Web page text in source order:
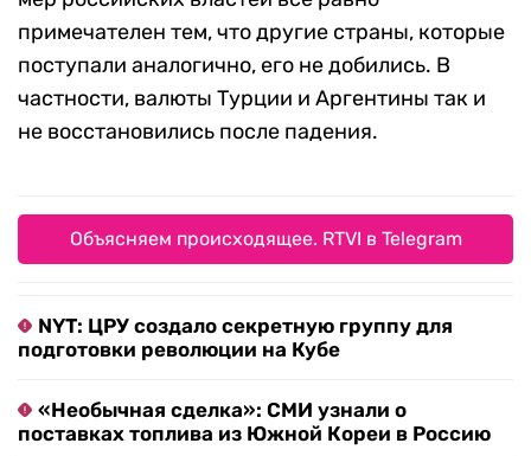
примечателен тем, что другие страны, которые
поступали аналогично, его не добились. В
частности, валюты Турции и Аргентины так и
не восстановились после падения.
Объясняем происходящее. RTVI в Telegram
NYT: ЦРУ создало секретную группу для
подготовки революции на Кубе
«Необычная сделка»: СМИ узнали о
поставках топлива из Южной Кореи в Россию